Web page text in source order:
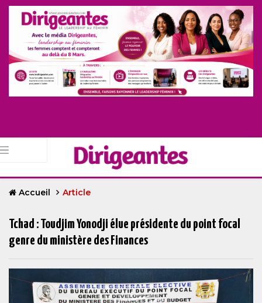
Accueil Article
Tchad : Toudjim Yonodji élue présidente du point focal
genre du ministère des Finances